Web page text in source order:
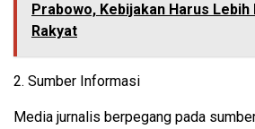
Prabowo, Kebijakan Harus Lebih
Rakyat
2. Sumber Informasi
Media jurnalis berpegang pada